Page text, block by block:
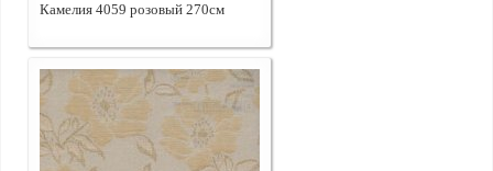
Камелия 4059 розовый 270см